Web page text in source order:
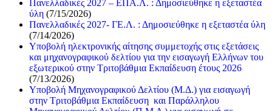
Πανελλαδικές 2027 – ΕΠΑ.Λ. : Δημοσιεύθηκε η εξεταστέα
ύλη (7/15/2026)
Πανελλαδικές 2027- ΓΕ.Λ. : Δημοσιεύθηκε η εξεταστέα ύλη
(7/14/2026)
Υποβολή ηλεκτρονικής αίτησης συμμετοχής στις εξετάσεις
και μηχανογραφικού δελτίου για την εισαγωγή Ελλήνων του
εξωτερικού στην Τριτοβάθμια Εκπαίδευση έτους 2026
(7/13/2026)
Υποβολή Μηχανογραφικού Δελτίου (Μ.Δ.) για εισαγωγή
στην Τριτοβάθμια Εκπαίδευση και Παράλληλου